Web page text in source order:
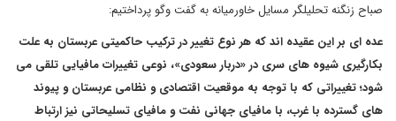
صباح زنگنه تحلیلگر مسایل خاورمیانه به گفت وگو پرداختیم:
عده ای بر این عقیده اند که هر نوع تغییر در ترکیب حاکمیتی عربستان به علت
بکارگیری شیوه های سری در «دربار سعودی»، نوعی تغییرات مافیایی تلقی می
شود؛ تغییراتی که با توجه به موقعیت اقتصادی و نظامی عربستان و پیوند
های گسترده با غرب، با مافیای جهانی نفت و مافیای تسلیحاتی نیز ارتباط